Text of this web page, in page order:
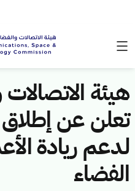
هيئة الاتصالات
تعلن عن
لدعم ريادة
الفضاء